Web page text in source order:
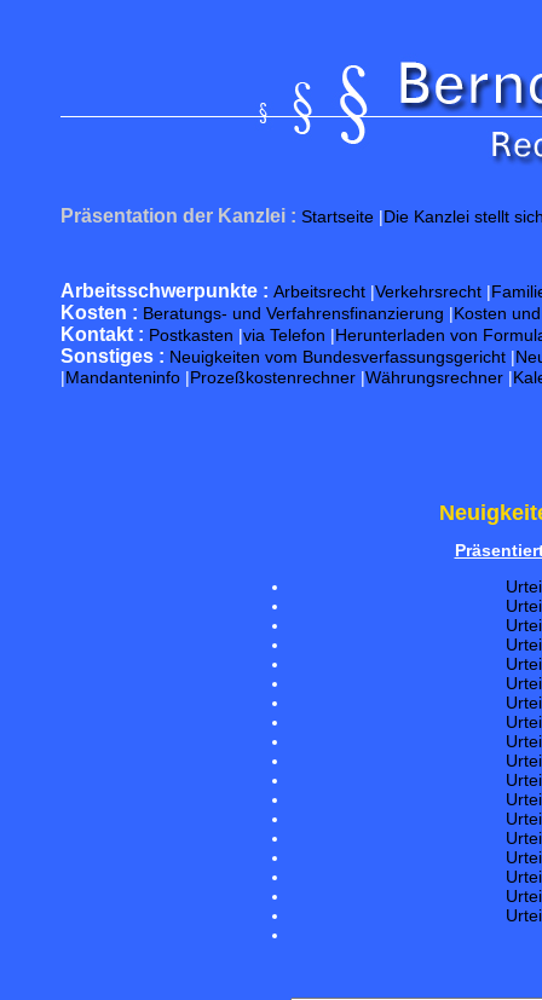
Präsentation der Kanzlei : Startseite |Die Kanzlei stellt
Arbeitsschwerpunkte : Arbeitsrecht |Verkehrsrecht |
Kosten : Beratungs- und Verfahrensfinanzierung |Kosten
Kontakt : Postkasten |via Telefon |Herunterladen von
Sonstiges : Neuigkeiten vom Bundesverfassungsgericht |
|Mandanteninfo |Prozeßkostenrechner |Währungsrechner |